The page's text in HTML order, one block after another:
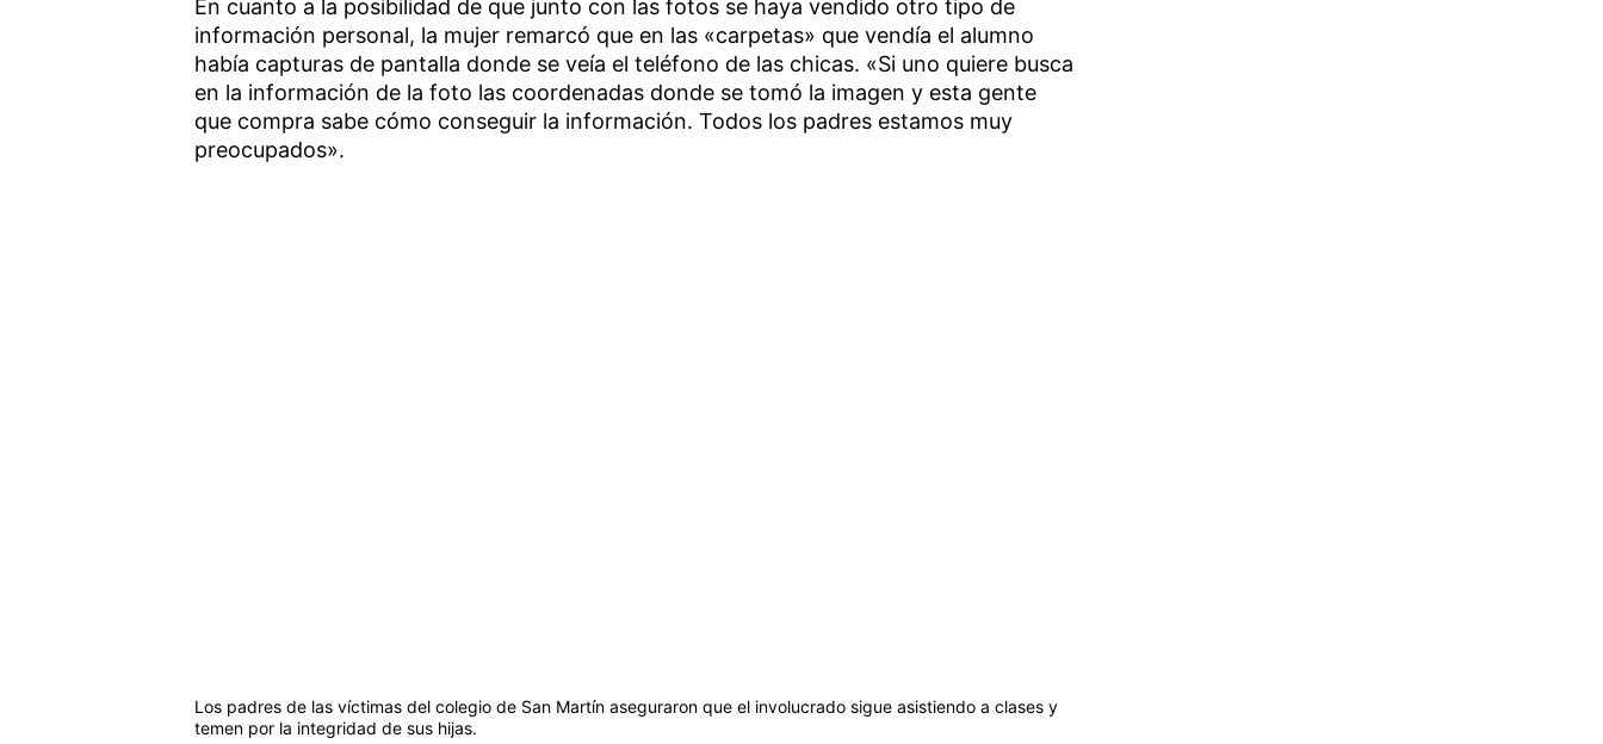
En cuanto a la posibilidad de que junto con las fotos se haya vendido otro tipo de
información personal, la mujer remarcó que en las «carpetas» que vendía el alumno
había capturas de pantalla donde se veía el teléfono de las chicas. «Si uno quiere busca
en la información de la foto las coordenadas donde se tomó la imagen y esta gente
que compra sabe cómo conseguir la información. Todos los padres estamos muy
preocupados».
Los padres de las víctimas del colegio de San Martín aseguraron que el involucrado sigue asistiendo a clases y
temen por la integridad de sus hijas.